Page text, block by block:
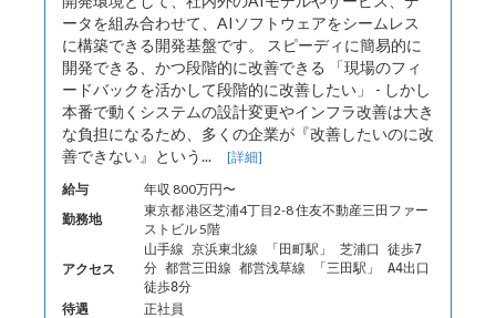
ータを組み合わせて、AIソフトウェアをシームレス
に構築できる開発基盤です。 スピーディに簡易的に
開発できる、かつ段階的に改善できる 「現場のフィ
ードバックを活かして段階的に改善したい」 - しかし
本番で動くシステムの設計変更やインフラ改善は大き
な負担になるため、多くの企業が『改善したいのに改
善できない』という... [詳細]
給与
年収 800万円〜
勤務地
東京都 港区芝浦4丁目2-8 住友不動産三田ファー
ストビル 5階
アクセス
山手線 京浜東北線 「田町駅」 芝浦口 徒歩7
分 都営三田線 都営浅草線 「三田駅」 A4出口
徒歩8分
待遇 正社員